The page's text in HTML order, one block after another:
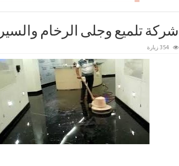
شركة تلميع وجلى الرخام
354 زيارة